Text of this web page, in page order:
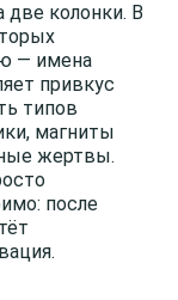
две колонки. В
— имена
привкус
типов
магниты
жертвы.
после